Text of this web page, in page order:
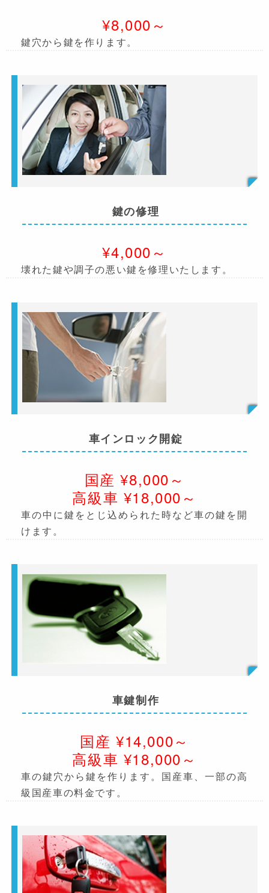
¥8,000～
鍵穴から鍵を作ります。
鍵の修理
¥4,000～
壊れた鍵や調子の悪い鍵を修理いたします。
車インロック開錠
国産 ¥8,000～
高級車 ¥18,000～
車の中に鍵をとじ込められた時など車の鍵を開
けます。
車鍵制作
国産 ¥14,000～
高級車 ¥18,000～
車の鍵穴から鍵を作ります。国産車、一部の高
級国産車の料金です。